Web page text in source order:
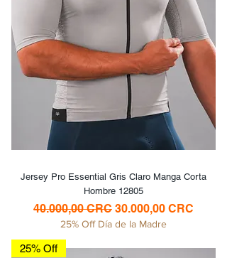
Jersey Pro Essential Gris Claro Manga Corta
Hombre 12805
Precio
40.000,00 CRC Precio de oferta
30.000,00 CRC
25% Off Día de la Madre
25% Off